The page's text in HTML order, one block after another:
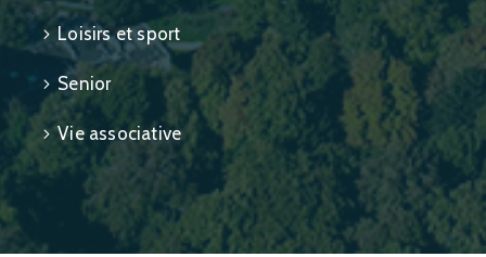
Loisirs et sport
Senior
Vie associative